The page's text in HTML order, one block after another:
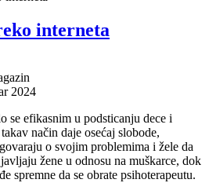
interneta
2024
se efikasnim u podsticanju dece i
način daje osećaj slobode,
o svojim problemima i žele da
žene u odnosu na muškarce, dok
spremne da se obrate psihoterapeutu.